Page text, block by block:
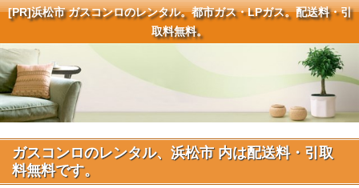
[PR]浜松市 ガスコンロのレンタル。都市ガス・LPガス。配送料・引
取料無料。
ガスコンロのレンタル、浜松市 内は配送料・引取
料無料です。